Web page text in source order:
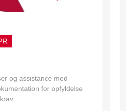
og assistance med
for opfyldelse